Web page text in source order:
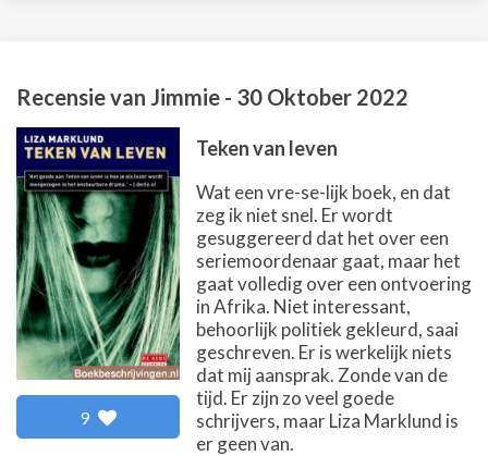
Recensie van Jimmie - 30 Oktober 2022
9
Teken van leven
Wat een vre-se-lijk boek, en dat
zeg ik niet snel. Er wordt
gesuggereerd dat het over een
seriemoordenaar gaat, maar het
gaat volledig over een ontvoering
in Afrika. Niet interessant,
behoorlijk politiek gekleurd, saai
geschreven. Er is werkelijk niets
dat mij aansprak. Zonde van de
tijd. Er zijn zo veel goede
schrijvers, maar Liza Marklund is
er geen van.